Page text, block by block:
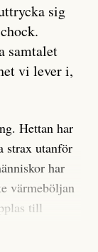
sig
samtalet
vi lever i,
Hettan har
strax utanför
har
värmeböljan
till